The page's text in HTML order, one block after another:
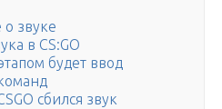
звуке
в CS:GO
будет ввод
сбился звук